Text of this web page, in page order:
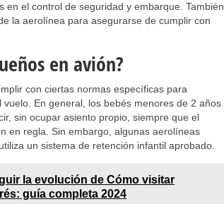
el control de seguridad y embarque. También
la aerolínea para asegurarse de cumplir con
en avión?
con ciertas normas específicas para
En general, los bebés menores de 2 años
sin ocupar asiento propio, siempre que el
en regla. Sin embargo, algunas aerolíneas
un sistema de retención infantil aprobado.
la evolución de Cómo visitar
guía completa 2024